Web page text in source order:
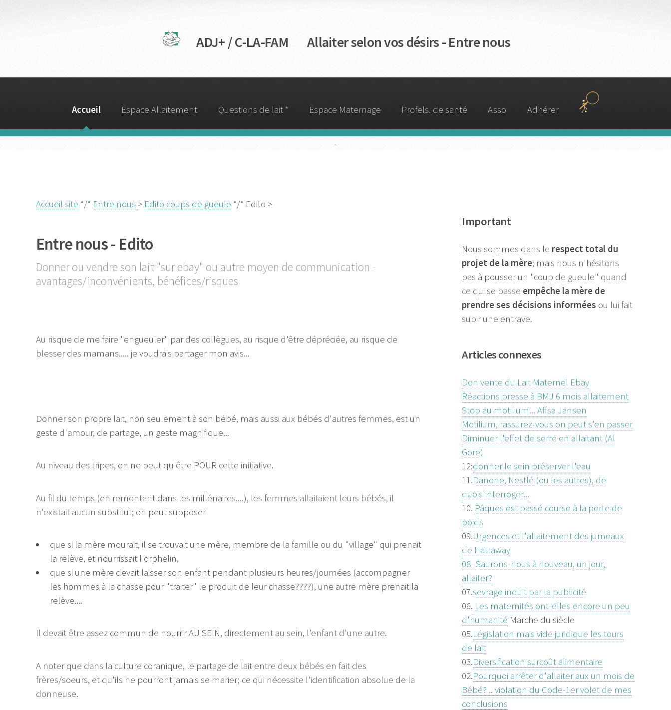
ADJ+ / C-LA-FAM Allaiter selon vos désirs - Entre nous
Accueil Espace Allaitement Questions de lait * Espace Maternage Profels. de santé Asso Adhérer
-
Accueil site */* Entre nous > Edito coups de gueule */* Edito >
Entre nous - Edito
Donner ou vendre son lait "sur ebay" ou autre moyen de communication -
avantages/inconvénients, bénéfices/risques
Au risque de me faire "engueuler" par des collègues, au risque d'être dépréciée, au risque de
blesser des mamans..... je voudrais partager mon avis...
Donner son propre lait, non seulement à son bébé, mais aussi aux bébés d'autres femmes, est un
geste d'amour, de partage, un geste magnifique...
Au niveau des tripes, on ne peut qu'être POUR cette initiative.
Au fil du temps (en remontant dans les millénaires....), les femmes allaitaient leurs bébés, il
n'existait aucun substitut; on peut supposer
que si la mère mourait, il se trouvait une mère, membre de la famille ou du "village" qui prenait
la relève, et nourrissait l'orphelin,
que si une mère devait laisser son enfant pendant plusieurs heures/journées (accompagner
les hommes à la chasse pour "traiter" le produit de leur chasse????), une autre mère prenait la
relève....
Il devait être assez commun de nourrir AU SEIN, directement au sein, l'enfant d'une autre.
A noter que dans la culture coranique, le partage de lait entre deux bébés en fait des
frères/soeurs, et qu'ils ne pourront jamais se marier; ce qui nécessite l'identification absolue de la
donneuse.
Important
Nous sommes dans le respect total du
projet de la mère; mais nous n'hésitons
pas à pousser un "coup de gueule" quand
ce qui se passe empêche la mère de
prendre ses décisions informées ou lui fait
subir une entrave.
Articles connexes
Don vente du Lait Maternel Ebay
Réactions presse à BMJ 6 mois allaitement
Stop au motilium... Affsa Jansen
Motilium, rassurez-vous on peut s'en passer
Diminuer l'effet de serre en allaitant (Al
Gore)
12:donner le sein préserver l'eau
11.Danone, Nestlé (ou les autres), de
quois'interroger...
10. Pâques est passé course à la perte de
poids
09.Urgences et l'allaitement des jumeaux
de Hattaway
08-Saurons-nous à nouveau, un jour,
allaiter?
07.sevrage induit par la publicité
06. Les maternités ont-elles encore un peu
d'humanité Marche du siècle
05.Législation mais vide juridique les tours
de lait
03.Diversification surcoût alimentaire
02.Pourquoi arrêter d'allaiter aux un mois de
Bébé? .. violation du Code-1er volet de mes
conclusions